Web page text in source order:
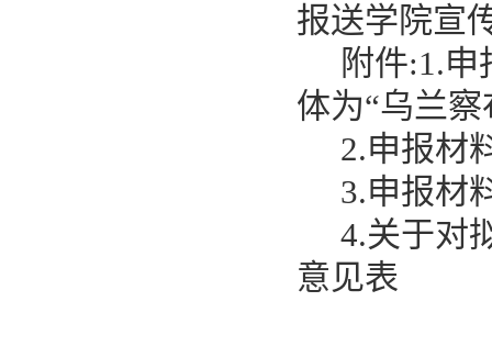
报送学院宣
附件:1.申
体为“乌兰
2.申报材
3.申报材
4.关于对
意见表